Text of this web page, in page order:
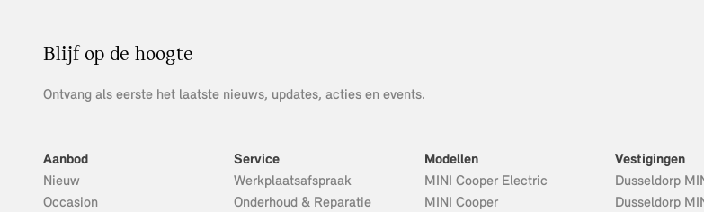
Blijf op de hoogte
Ontvang als eerste het laatste nieuws, updates, acties en events.
Aanbod
Nieuw
Occasion
Service
Werkplaatsafspraak
Onderhoud & Reparatie
Modellen
MINI Cooper Electric
MINI Cooper
Vestigingen
Dusseldorp
Dusseldorp